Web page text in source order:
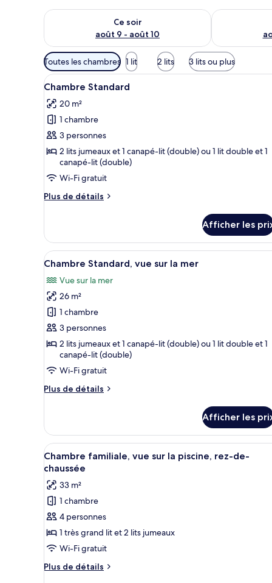
Ce soir
août 9 - août 10
Vérifier la disponibilité pour ce soir août 9 - août 10
Vérifier la
Filtres
disponibles
pour
les
chambres
Toutes les chambres 1 lit 2 lits 3 lits ou plus
Afficher
toutes
les
photos
pour
ce
type
de
chambre :
Une chambre d’hôtel avec
5
Chambre Standard
20 m²
1 chambre
3 personnes
2 lits jumeaux et 1 canapé-lit (double) ou 1 lit double et 1
canapé-lit (double)
Wi-Fi gratuit
Plus de détails
Plus
Chambre
Standard
Afficher les
Afficher
toutes
les
photos
pour
ce
type
chambre :
Chambre
Standard,
sur
la
mer
Une chambre d’hôtel avec
6
Chambre Standard, vue sur la mer
Vue sur la mer
26 m²
1 chambre
3 personnes
2 lits jumeaux et 1 canapé-lit (double) ou 1 lit double et 1
canapé-lit (double)
Wi-Fi gratuit
Plus de détails
Plus
Chambre
Standard,
vue
sur
mer
Afficher les
Afficher
toutes
les
photos
pour
ce
type
de
chambre :
Chambre
Une chambre d’hôtel avec
4
Chambre familiale, vue sur la piscine, rez-de-
chaussée
33 m²
1 chambre
4 personnes
1 très grand lit et 2 lits jumeaux
Wi-Fi gratuit
Plus de détails
Plus